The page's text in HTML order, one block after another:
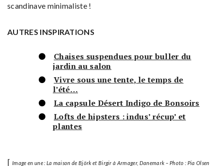
scandinave minimaliste !
AUTRES INSPIRATIONS
Chaises suspendues pour buller du
jardin au salon
Vivre sous une tente, le temps de
l’été…
La capsule Désert Indigo de Bonsoirs
Lofts de hipsters : indus’ récup’ et
plantes
⌈ Image en une : La maison de Björk et Birgir à Armager, Danemark – Photo : Pia Olsen